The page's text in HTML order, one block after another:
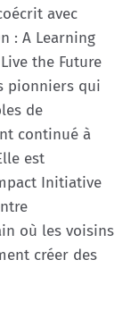
avec
: A Learning
the Future
pionniers qui
de
continué à
est
Initiative
où les voisins
créer des